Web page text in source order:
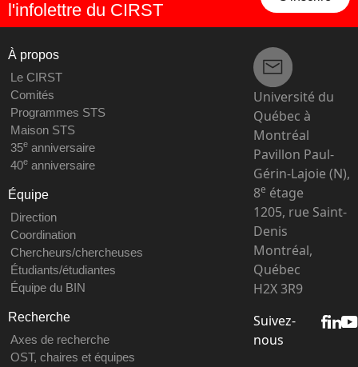
l'infolettre du CIRST
À propos
Le CIRST
Comités
Programmes STS
Maison STS
35eanniversaire
40eanniversaire
Équipe
Direction
Coordination
Chercheurs/chercheuses
Étudiants/étudiantes
Équipe du BIN
Recherche
Axes de recherche
OST, chaires et équipes
Université du
Québec à
Montréal
Pavillon Paul-
Gérin-Lajoie (N),
8e étage
1205, rue Saint-
Denis
Montréal,
Québec
H2X 3R9
Suivez-
nous